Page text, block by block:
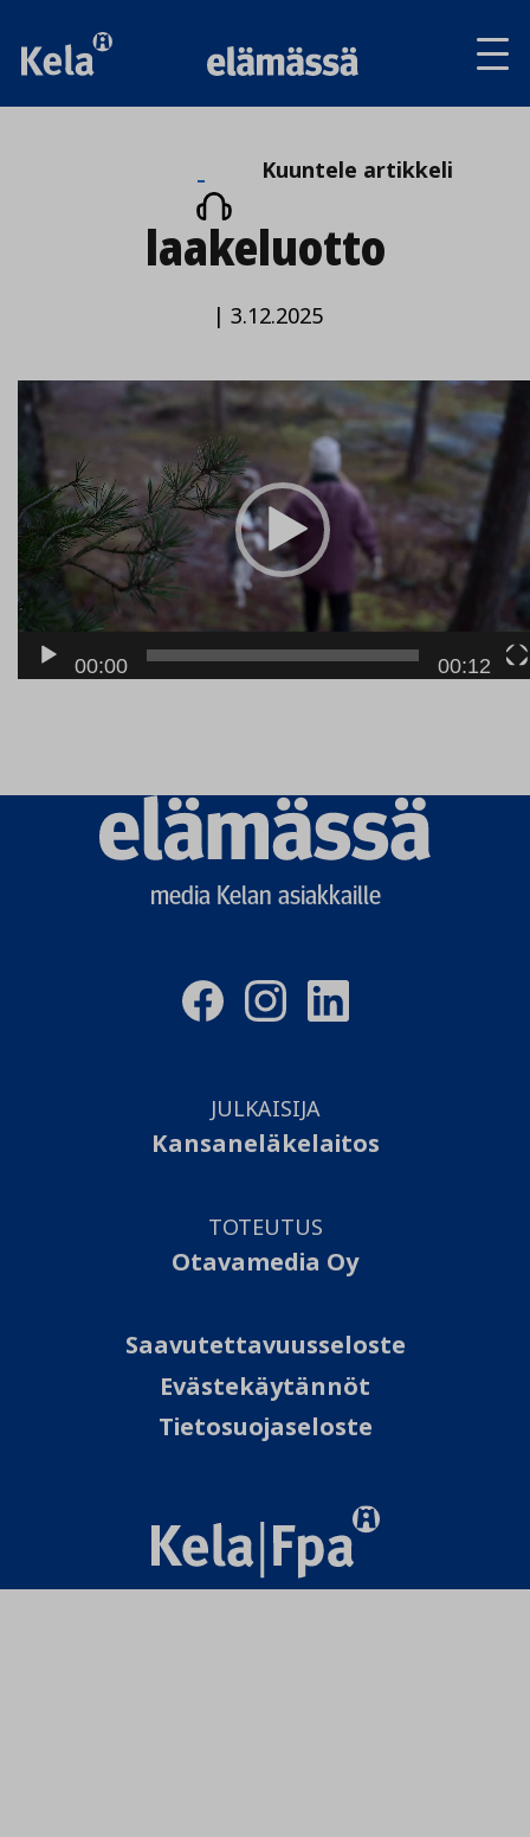
Kuuntele
artikkeli
Kuuntele artikkeli
laakeluotto
| 3.12.2025
Video
Player
00:00 00:12
Elämässä
logo
media Kelan asiakkaille
JULKAISIJA
Kansaneläkelaitos
TOTEUTUS
Otavamedia Oy
Saavutettavuusseloste
Evästekäytännöt
Tietosuojaseloste